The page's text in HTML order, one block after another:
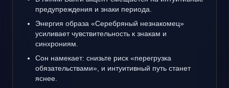
предупреждения и знаки периода.
Энергия образа «Серебряный незнакомец»
усиливает чувствительность к знакам и
синхрониям.
Сон намекает: снизьте риск «перегрузка
обязательствами», и интуитивный путь станет
яснее.